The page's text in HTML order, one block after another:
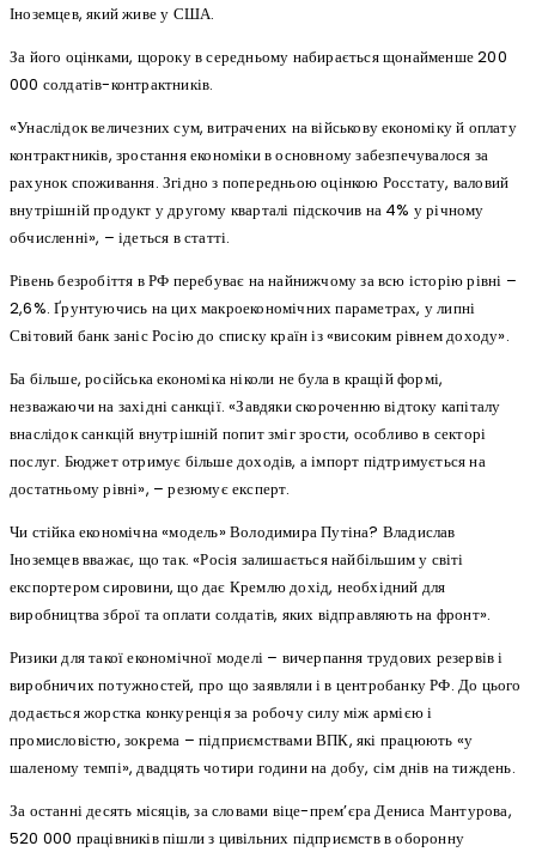
Іноземцев, який живе у США.
За його оцінками, щороку в середньому набирається щонайменше 200
000 солдатів-контрактників.
«Унаслідок величезних сум, витрачених на військову економіку й оплату
контрактників, зростання економіки в основному забезпечувалося за
рахунок споживання. Згідно з попередньою оцінкою Росстату, валовий
внутрішній продукт у другому кварталі підскочив на 4% у річному
обчисленні», – ідеться в статті.
Рівень безробіття в РФ перебуває на найнижчому за всю історію рівні –
2,6%. Ґрунтуючись на цих макроекономічних параметрах, у липні
Світовий банк заніс Росію до списку країн із «високим рівнем доходу».
Ба більше, російська економіка ніколи не була в кращій формі,
незважаючи на західні санкції. «Завдяки скороченню відтоку капіталу
внаслідок санкцій внутрішній попит зміг зрости, особливо в секторі
послуг. Бюджет отримує більше доходів, а імпорт підтримується на
достатньому рівні», – резюмує експерт.
Чи стійка економічна «модель» Володимира Путіна? Владислав
Іноземцев вважає, що так. «Росія залишається найбільшим у світі
експортером сировини, що дає Кремлю дохід, необхідний для
виробництва зброї та оплати солдатів, яких відправляють на фронт».
Ризики для такої економічної моделі – вичерпання трудових резервів і
виробничих потужностей, про що заявляли і в центробанку РФ. До цього
додається жорстка конкуренція за робочу силу між армією і
промисловістю, зокрема – підприємствами ВПК, які працюють «у
шаленому темпі», двадцять чотири години на добу, сім днів на тиждень.
За останні десять місяців, за словами віце-прем’єра Дениса Мантурова,
520 000 працівників пішли з цивільних підприємств в оборонну